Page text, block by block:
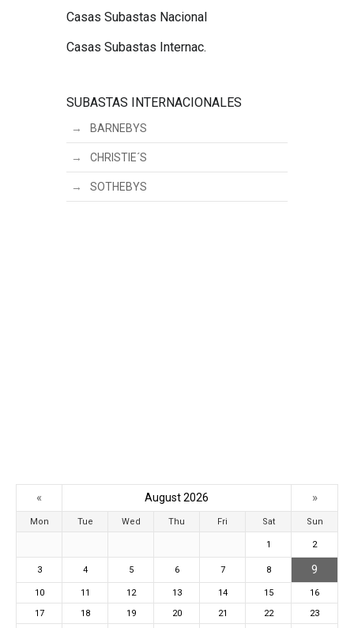
Casas Subastas Nacional
Casas Subastas Internac.
SUBASTAS INTERNACIONALES
BARNEBYS
CHRISTIE´S
SOTHEBYS
« August 2026 »
Mon Tue Wed Thu Fri Sat Sun
1 2
3 4 5 6 7 8 9
10 11 12 13 14 15
16
17
18 19 20 21 22
23